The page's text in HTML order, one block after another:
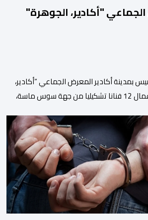
"أكادير، الجوهرة"
بمدينة أكادير المعرض الجماعي “أكادير،
الجوهرة”، الذي يضم أعمال 12 فنانا تشكيليا من جهة سوس ماسة،
الذي يطمح إلى أن يصبح فضاء دائما
ومواهب الجهة وخارجها. ويجمع معرض
تنظمه مؤسسة […]